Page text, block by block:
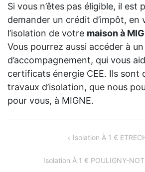
Si vous n’êtes pas éligible, il est
demander un crédit d’impôt, en
l’isolation de votre maison à
Vous pourrez aussi accéder à
d’accompagnement, qui vous
certificats énergie CEE. Ils sont
travaux d’isolation, que nous
pour vous, à MIGNE.
L’ARTICLE
Isolation À 1 €
Isolation À 1 € POULIGNY-